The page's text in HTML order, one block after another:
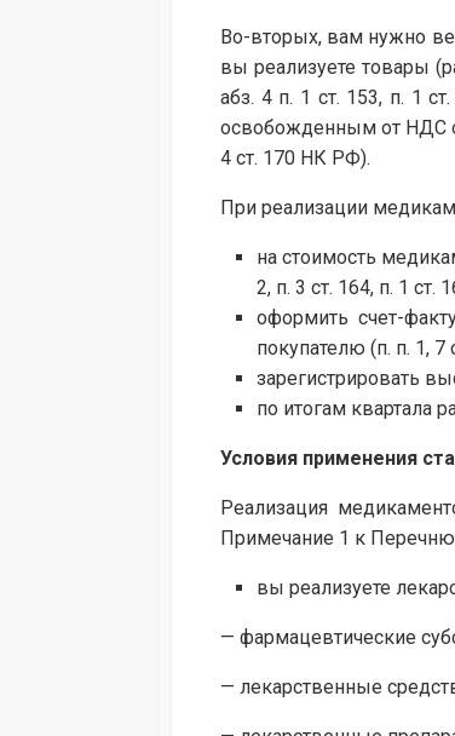
Во-вторых, вам нужно
вы реализуете товары
абз. 4 п. 1 ст. 153, п. 1
освобожденным от НДС
4 ст. 170 НК РФ).
При реализации
на стоимость
2, п. 3 ст. 164, п. 1 ст.
оформить счет-
покупателю (п. п. 1, 7
зарегистрировать
по итогам квартала
Условия применения
Реализация
Примечание 1 к
вы реализуете
— фармацевтические
— лекарственные